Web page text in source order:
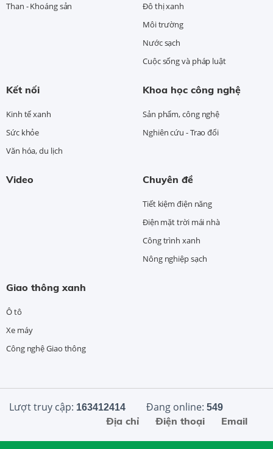
Than - Khoáng sản
Đô thị xanh
Môi trường
Nước sạch
Cuộc sống và pháp luật
Kết nối
Kinh tế xanh
Sức khỏe
Văn hóa, du lịch
Khoa học công nghệ
Sản phẩm, công nghệ
Nghiên cứu - Trao đổi
Video Chuyên đề
Tiết kiệm điện năng
Điện mặt trời mái nhà
Công trình xanh
Nông nghiệp sạch
Giao thông xanh
Ô tô
Xe máy
Công nghệ Giao thông
Lượt truy cập: 163412414 Đang online: 549
Email
Điện thoại
Địa chỉ